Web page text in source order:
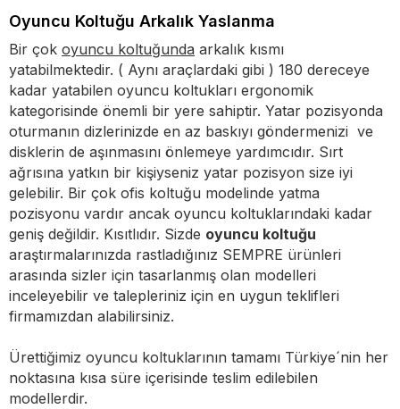
Oyuncu Koltuğu Arkalık Yaslanma
Bir çok oyuncu koltuğunda arkalık kısmı
yatabilmektedir. ( Aynı araçlardaki gibi ) 180 dereceye
kadar yatabilen oyuncu koltukları ergonomik
kategorisinde önemli bir yere sahiptir. Yatar pozisyonda
oturmanın dizlerinizde en az baskıyı göndermenizi ve
disklerin de aşınmasını önlemeye yardımcıdır. Sırt
ağrısına yatkın bir kişiyseniz yatar pozisyon size iyi
gelebilir. Bir çok ofis koltuğu modelinde yatma
pozisyonu vardır ancak oyuncu koltuklarındaki kadar
geniş değildir. Kısıtlıdır. Sizde oyuncu koltuğu
araştırmalarınızda rastladığınız SEMPRE ürünleri
arasında sizler için tasarlanmış olan modelleri
inceleyebilir ve talepleriniz için en uygun teklifleri
firmamızdan alabilirsiniz.
Ürettiğimiz oyuncu koltuklarının tamamı Türkiye´nin her
noktasına kısa süre içerisinde teslim edilebilen
modellerdir.